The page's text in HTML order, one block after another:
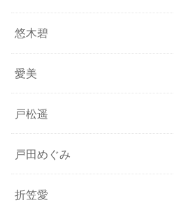
悠木碧
愛美
戸松遥
戸田めぐみ
折笠愛